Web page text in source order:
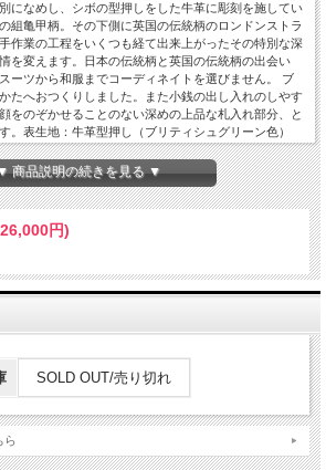
なめし、シボの型押しをした牛革に彫刻を施してい
組亀甲柄。その下側に英国の伝統柄のロンドンストラ
作業の工程をいくつも経て出来上がったその特別な深
を変えます。日本の伝統柄と英国の伝統柄の出会い
ーツから和服までコーディネイトを選びません。 ブ
たへおつくりしました。また小銭の出し入れのしやす
をのぞかせることのない深めの上品な札入れ部分、と
。表生地：牛革型押し（ブリティシュグリーン色）
人謹製
商品説明の続きを見る ▼
円)
SOLD OUT/売り切れ
ら